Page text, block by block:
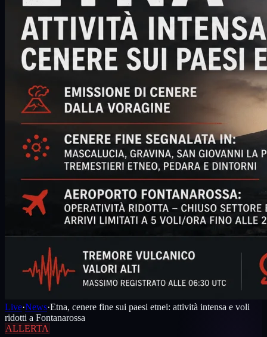
Live·News·Etna, cenere fine sui paesi etnei: attività intensa e voli
ridotti a Fontanarossa
ALLERTA